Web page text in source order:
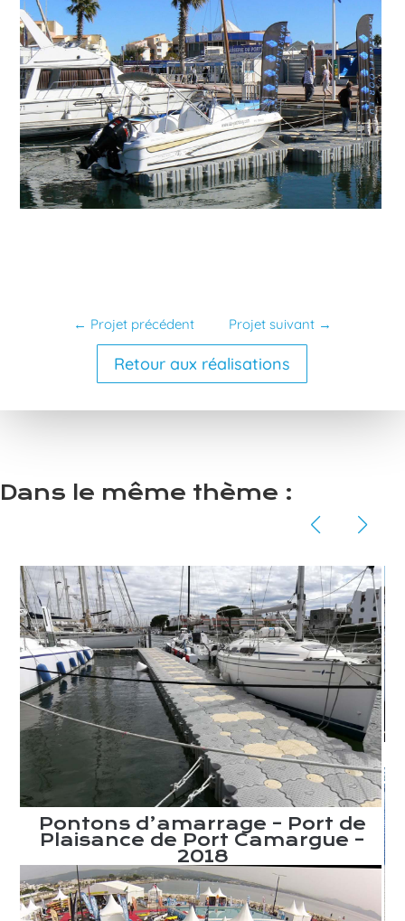
← Projet précédent Projet suivant →
Retour aux réalisations
Dans le même thème :
Pontons d’amarrage – Port de
Plaisance de Port Camargue –
2018